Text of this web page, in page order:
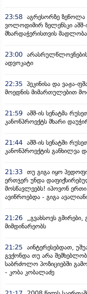
23:58 აგრესორზე
ვოლოდიმირ ზელენსკი აშშ-
მხარდაჭერისთვის
23:00
ადვოკატი
22:35 პეკინისა და ვაჟა-
მოედნის მიმართულებით
21:59 აშშ-ის სენატმა
კანონპროექტს მხარი
21:44 აშშ-ის სენატში
კანონპროექტის განხილვა
21:33 თუ გიგა იყო
ერთჯერ უნდა
მოსწავლეებს! იპოვონ
ავიწროებდა - გიგა
21:26
„გვახსოვს
მიმდინარეობს
21:25 აინტერესებდათ,
გვქონდა თუ არა
საბრძოლო პოზიციებში
- კობა კობალაძე